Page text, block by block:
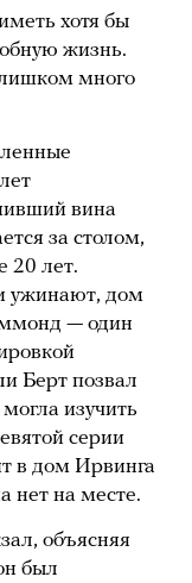
хотя бы
жизнь.
много
вина
за столом,
20 лет.
ужинают, дом
— один
Берт позвал
изучить
серии
в дом Ирвинга
нет на месте.
объясняя
был